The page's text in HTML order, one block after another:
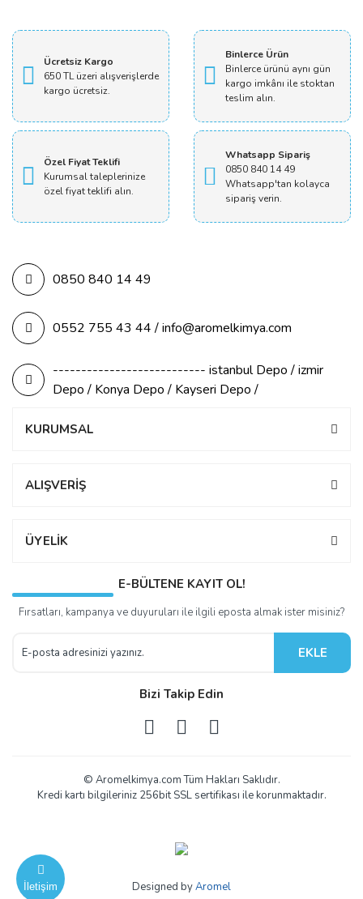
İletişim
Ücretsiz Kargo
650 TL üzeri alışverişlerde
kargo ücretsiz.
Binlerce Ürün
Binlerce ürünü aynı gün
kargo imkânı ile stoktan
teslim alın.
Özel Fiyat Teklifi
Kurumsal taleplerinize
özel fiyat teklifi alın.
Whatsapp Sipariş
0850 840 14 49
Whatsapp'tan kolayca
sipariş verin.
0850 840 14 49
0552 755 43 44 / info@aromelkimya.com
--------------------------- istanbul Depo / izmir
Depo / Konya Depo / Kayseri Depo /
KURUMSAL
ALIŞVERİŞ
ÜYELİK
E-BÜLTENE KAYIT OL!
Fırsatları, kampanya ve duyuruları ile ilgili eposta almak ister misiniz?
EKLE
Bizi Takip Edin
© Aromelkimya.com Tüm Hakları Saklıdır.
Kredi kartı bilgileriniz 256bit SSL sertifikası ile korunmaktadır.
Designed byAromel